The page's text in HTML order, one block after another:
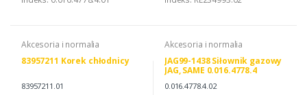
Akcesoria i normalia
83957211 Korek chłodnicy
83957211.01
Akcesoria i normalia
JAG99-1438 Siłownik gazowy
JAG, SAME 0.016.4778.4
0.016.4778.4.02